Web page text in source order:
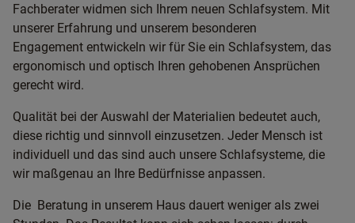
Fachberater widmen sich Ihrem neuen Schlafsystem. Mit
unserer Erfahrung und unserem besonderen
Engagement entwickeln wir für Sie ein Schlafsystem, das
ergonomisch und optisch Ihren gehobenen Ansprüchen
gerecht wird.
Qualität bei der Auswahl der Materialien bedeutet auch,
diese richtig und sinnvoll einzusetzen. Jeder Mensch ist
individuell und das sind auch unsere Schlafsysteme, die
wir maßgenau an Ihre Bedürfnisse anpassen.
Die Beratung in unserem Haus dauert weniger als zwei